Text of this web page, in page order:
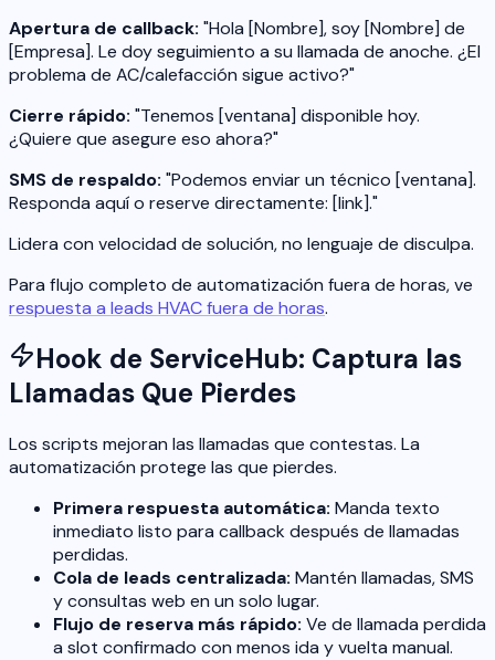
Apertura de callback: "Hola [Nombre], soy [Nombre] de
[Empresa]. Le doy seguimiento a su llamada de anoche. ¿El
problema de AC/calefacción sigue activo?"
Cierre rápido: "Tenemos [ventana] disponible hoy.
¿Quiere que asegure eso ahora?"
SMS de respaldo: "Podemos enviar un técnico [ventana].
Responda aquí o reserve directamente: [link]."
Lidera con velocidad de solución, no lenguaje de disculpa.
Para flujo completo de automatización fuera de horas, ve
respuesta a leads HVAC fuera de horas.
Hook de ServiceHub: Captura las
Llamadas Que Pierdes
Los scripts mejoran las llamadas que contestas. La
automatización protege las que pierdes.
Primera respuesta automática: Manda texto
inmediato listo para callback después de llamadas
perdidas.
Cola de leads centralizada: Mantén llamadas, SMS
y consultas web en un solo lugar.
Flujo de reserva más rápido: Ve de llamada perdida
a slot confirmado con menos ida y vuelta manual.